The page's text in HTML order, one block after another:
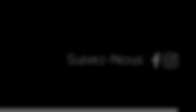
Suivez-Nous :